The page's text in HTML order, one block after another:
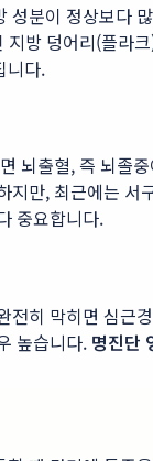
분이 정상보다
방 덩어리(플라
니다.
뇌출혈, 즉 뇌졸
만, 최근에는
중요합니다.
히 막히면 심
높습니다. 명진단